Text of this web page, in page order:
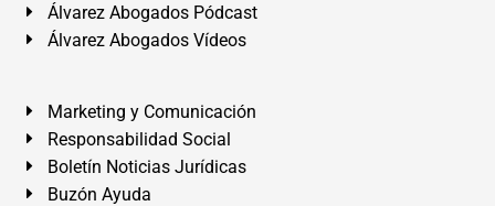
Álvarez Abogados Pódcast
Álvarez Abogados Vídeos
Marketing y Comunicación
Responsabilidad Social
Boletín Noticias Jurídicas
Buzón Ayuda